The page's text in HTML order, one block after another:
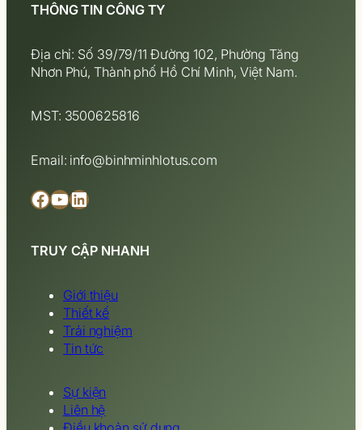
THÔNG TIN CÔNG TY
Địa chỉ: Số 39/79/11 Đường 102, Phường Tăng
Nhơn Phú, Thành phố Hồ Chí Minh, Việt Nam.
MST: 3500625816
Email: info@binhminhlotus.com
Facebook YouTube LinkedIn
TRUY CẬP NHANH
Giới thiệu
Thiết kế
Trải nghiệm
Tin tức
Sự kiện
Liên hệ